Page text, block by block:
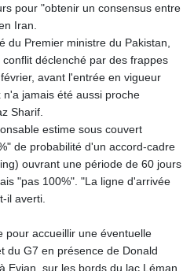
pour "obtenir un consensus entre
Iran.
du Premier ministre du Pakistan,
déclenché par des frappes
avant l'entrée en vigueur
jamais été aussi proche
Sharif.
estime sous couvert
de probabilité d'un accord-cadre
ouvrant une période de 60 jours
"pas 100%". "La ligne d'arrivée
il averti.
pour accueillir une éventuelle
du G7 en présence de Donald
Evian, sur les bords du lac Léman,